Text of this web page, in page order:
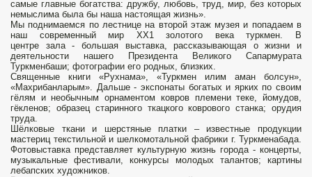
са­мые главные богатства: дружбу, любовь, труд, мир, без которых
не­мыслима была бы наша настоящая жизнь».
Мы поднимаемся по лест­нице на второй этаж музея и попа­даем в
наш современный мир ХХ1 золотого века туркмен. B
центре зала - большая выставка, расска­зывающая o жизни и
деятельности нашего Президента Великого Са­пармурата
Туркменбаши; фотогра­фии его родных, близких.
Священ­ные книги «Рухнама», «Туркмен илим аман болсун»,
«Махрибанла­рым». Дальше - экспонаты бога­тых и ярких по своим
гёлям и нео­бычным орнаментом ковров племе­ни теке, йомудов,
гёкленов; образец старинного ткацкого коврового стан­ка; орудия
труда.
Шёлковые ткани и шерстяные платки – известные продукции
мастериц текстильной и шелкомотальной фабрики г. Турк­менабада.
Фотовыставка представ­ляет культурную жизнь города - концерты,
музыкальные фестивали, конкурсы молодых талантов; карти­ны
лебапских художников.